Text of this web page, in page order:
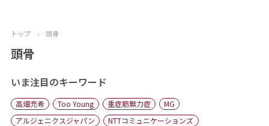
ニュース
おすすめコンテンツ
出版物
トップ › 頭骨
頭骨
いま注目のキーワード
高畑充希 Too Young 重症筋無力症
MG
アルジェニクスジャパン
NTTコミュニケーションズ